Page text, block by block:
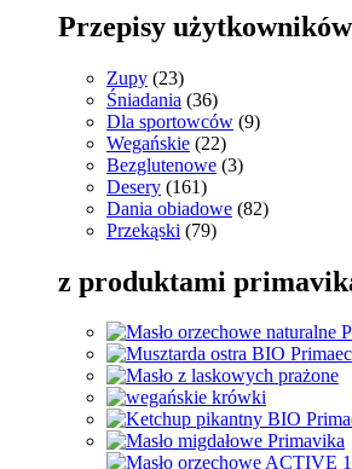
Przepisy użytkowników
Zupy (23)
Śniadania (36)
Dla sportowców (9)
Wegańskie (22)
Bezglutenowe (3)
Desery (161)
Dania obiadowe (82)
Przekąski (79)
z produktami